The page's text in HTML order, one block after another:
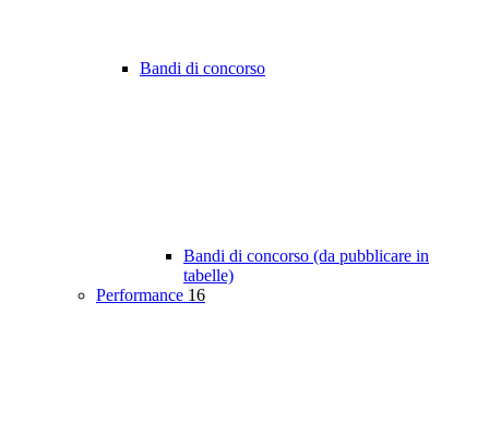
Bandi di concorso
Bandi di concorso (da pubblicare in
tabelle)
Performance 16